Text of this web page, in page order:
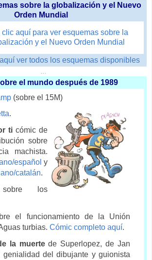
sobre la globalización y el Nuevo
Orden Mundial
clic aquí para ver esquemas sobre la
y el Nuevo Orden Mundial
ver todos los esquemas disponibles
...
el mundo después de 1989
(sobre el 15M)
.
ticómic de
sobre
machista.
españoly
catalán.
sobre los
el funcionamiento de la Unión
turbias. Cómic completo aquí.
la muertede Superlopez, de Jan
genialidad del dibujante y guionista